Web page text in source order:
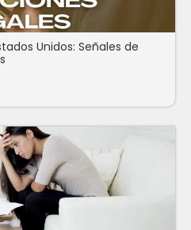
Unidos: Señales de